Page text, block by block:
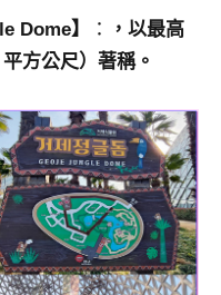
Dome】 ：
，以最高
方公尺）著稱。